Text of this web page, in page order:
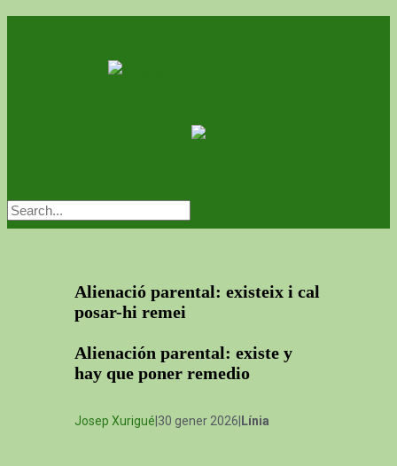
Alienació parental: existeix i cal
posar-hi remei
Alienación parental: existe y
hay que poner remedio
Josep Xurigué |30 gener 2026| Línia